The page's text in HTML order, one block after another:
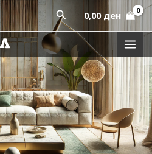
Пребарај
0,00 ден